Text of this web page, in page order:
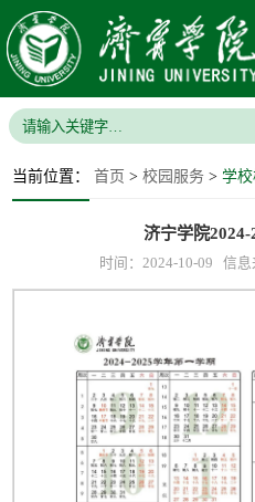
当前位置： 首页 >校园服务 >学
济宁学院
时间：2024-10-09 信